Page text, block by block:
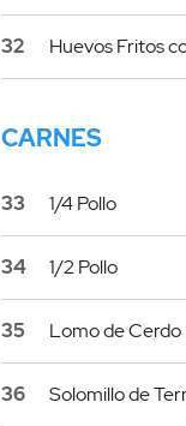
32 Huevos Fritos
CARNES
33 1/4 Pollo
34 1/2 Pollo
35 Lomo de Cerdo
36 Solomillo de